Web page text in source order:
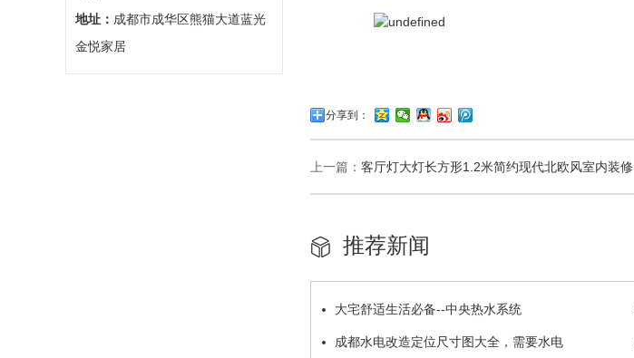
地址： 成都市成华区熊猫大道蓝光
金悦家居
分享到：
上一篇： 客厅灯大灯长方形1.2米简约现代北欧风室内装修
推荐新闻
大宅舒适生活必备--中央热水系统
成都水电改造定位尺寸图大全，需要水电